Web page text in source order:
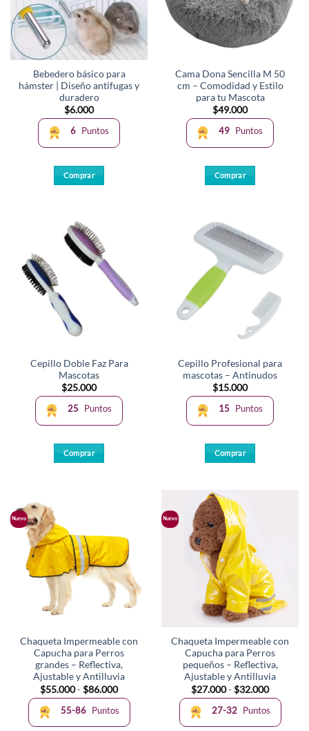
Bebedero básico para
hámster | Diseño antifugas y
duradero
$6.000
6 Puntos
Comprar
tiene
múltiples
variantes.
Las
opciones
elegir
en
página
de
producto
Cama Dona Sencilla M 50
cm – Comodidad y Estilo
para tu Mascota
$49.000
49 Puntos
Comprar
Cepillo Doble Faz Para
Mascotas
$25.000
25 Puntos
Comprar
Las
opciones
se
pueden
página
de
producto
Cepillo Profesional para
mascotas – Antinudos
$15.000
15 Puntos
Comprar
tiene
múltiples
variantes.
Las
opciones
se
pueden
elegir
en
la
página
de
producto
Nuevo
Chaqueta Impermeable con
Capucha para Perros
grandes – Reflectiva,
Ajustable y Antilluvia
$55.000-$86.000Rango
de
precios:
desde
$55.000
55-86 Puntos
Nuevo
Chaqueta Impermeable con
Capucha para Perros
pequeños – Reflectiva,
Ajustable y Antilluvia
$27.000-$32.000Rango
de
precios:
desde
$27.000
27-32 Puntos